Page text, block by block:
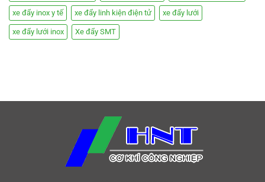
xe đẩy inox y tế xe đẩy linh kiện điện tử xe đẩy lưới
xe đẩy lưới inox Xe đẩy SMT